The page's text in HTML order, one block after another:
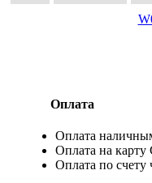
Оплата
Оплата
Оплата на
Оплата по счету